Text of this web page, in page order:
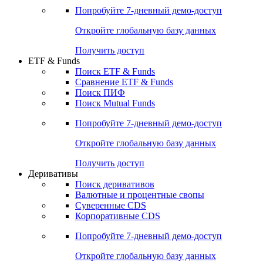
Получить доступ
Поиск кредитов
Попробуйте7-дневный
Откройте глобальную базу данных
Получить доступ
ETF & Funds
Сравнение ETF & Funds
Поиск Mutual Funds
Попробуйте7-дневный
Откройте глобальную базу данных
Получить доступ
Деривативы
Валютные и процентные свопы
Корпоративные CDS